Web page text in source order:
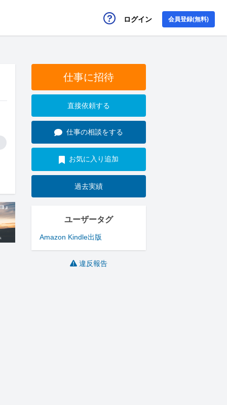
ログイン 会員登録(無料)
仕事に招待
直接依頼する
仕事の相談をする
お気に入り追加
過去実績
ユーザータグ
Amazon Kindle出版
違反報告